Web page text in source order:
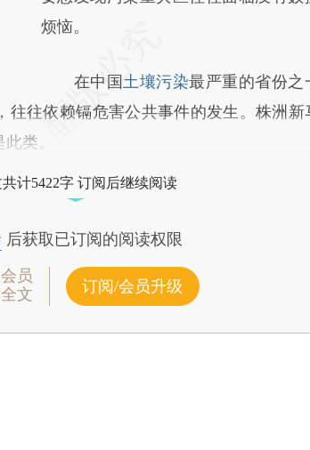
烦恼。
在中国 土壤污染最严重的省份之
往往依赖镉危害公共事件的发生。株洲新
类。
计5422字 订阅后继续阅读
后获取已订阅的阅读权限
员
文
订阅/会员升级